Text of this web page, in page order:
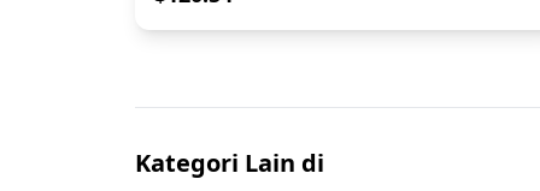
hotel ・Tip ・Biaya transportasi ・Minuman
atau makanan tambahan yang tidak termasuk
Alkohol hanya disajikan untuk peserta berusia
20 tahun ke atas (usia minum legal di Jepang).
menyesuaikan jadwal perjalanan Anda,
(Silakan bagikan lokasi pilihan Anda dengan
area Kuil Shimogamo/Ginkakuji/Taman Istana
Kekaisaran Kyoto dan dapat dipesan hingga 3
Kategori Lain di